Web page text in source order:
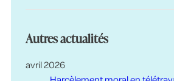
Autres actualités
avril 2026